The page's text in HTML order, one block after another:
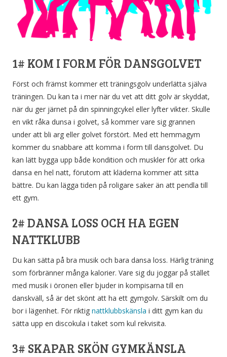
1# KOM I FORM FÖR DANSGOLVET
Först och främst kommer ett träningsgolv underlätta själva
träningen. Du kan ta i mer när du vet att ditt golv är skyddat,
när du ger järnet på din spinningcykel eller lyfter vikter. Skulle
en vikt råka dunsa i golvet, så kommer vare sig grannen
under att bli arg eller golvet förstört. Med ett hemmagym
kommer du snabbare att komma i form till dansgolvet. Du
kan lätt bygga upp både kondition och muskler för att orka
dansa en hel natt, förutom att kläderna kommer att sitta
bättre. Du kan lägga tiden på roligare saker än att pendla till
ett gym.
2# DANSA LOSS OCH HA EGEN
NATTKLUBB
Du kan sätta på bra musik och bara dansa loss. Härlig träning
som förbränner många kalorier. Vare sig du joggar på stället
med musik i öronen eller bjuder in kompisarna till en
danskväll, så är det skönt att ha ett gymgolv. Särskilt om du
bor i lägenhet. För riktig nattklubbskänsla i ditt gym kan du
sätta upp en discokula i taket som kul rekvisita.
3# SKAPAR SKÖN GYMKÄNSLA